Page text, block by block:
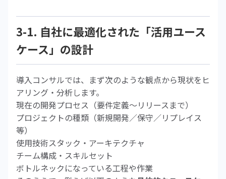
3-1. 自社に最適化された「活用ユース
ケース」の設計
導入コンサルでは、まず次のような観点から現状をヒ
アリング・分析します。
現在の開発プロセス（要件定義～リリースまで）
プロジェクトの種類（新規開発／保守／リプレイス
等）
使用技術スタック・アーキテクチャ
チーム構成・スキルセット
ボトルネックになっている工程や作業